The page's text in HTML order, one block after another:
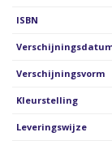
ISBN
Verschijningsvorm
Kleurstelling
Leveringswijze